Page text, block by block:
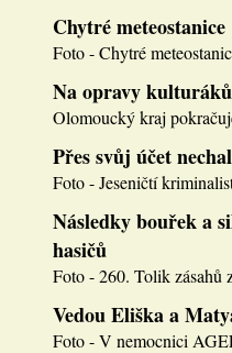
Chytré meteostanice
Foto - Chytré
Na opravy
Olomoucký kraj
Přes svůj účet
Foto - Jeseničtí
Následky bouřek a
hasičů
Foto - 260. Tolik zásahů
Vedou Eliška a
Foto - V nemocnici